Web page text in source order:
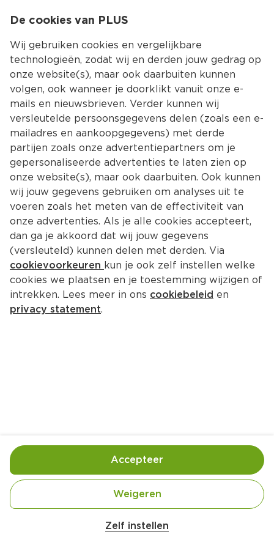
Kies jouw
Terug Producten
Simon Lévelt Supreme koffiecups
biologisch
Handige informatie over dit product
Biologisch
Belangrijke veiligheidswaarschuwing
De cookies van PLUS
Wij gebruiken cookies en vergelijkbare
technologieën, zodat wij en derden jouw gedrag op
onze website(s), maar ook daarbuiten kunnen
volgen, ook wanneer je doorklikt vanuit onze e-
mails en nieuwsbrieven. Verder kunnen wij
versleutelde persoonsgegevens delen (zoals een e-
mailadres en aankoopgegevens) met derde
partijen zoals onze advertentiepartners om je
gepersonaliseerde advertenties te laten zien op
onze website(s), maar ook daarbuiten. Ook kunnen
wij jouw gegevens gebruiken om analyses uit te
voeren zoals het meten van de effectiviteit van
onze advertenties. Als je alle cookies accepteert,
dan ga je akkoord dat wij jouw gegevens
(versleuteld) kunnen delen met derden. Via
cookievoorkeuren kun je ook zelf instellen welke
cookies we plaatsen en je toestemming wijzigen of
intrekken. Lees meer in ons cookiebeleid en
privacy statement.
Zelf instellen
Weigeren
Accepteer